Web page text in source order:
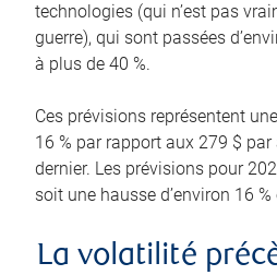
technologies (qui n’est pas
guerre), qui sont passées
à plus de 40 %.
Ces prévisions représentent
16 % par rapport aux 279 $ par
dernier. Les prévisions pour
soit une hausse d’environ 16
La volatilité